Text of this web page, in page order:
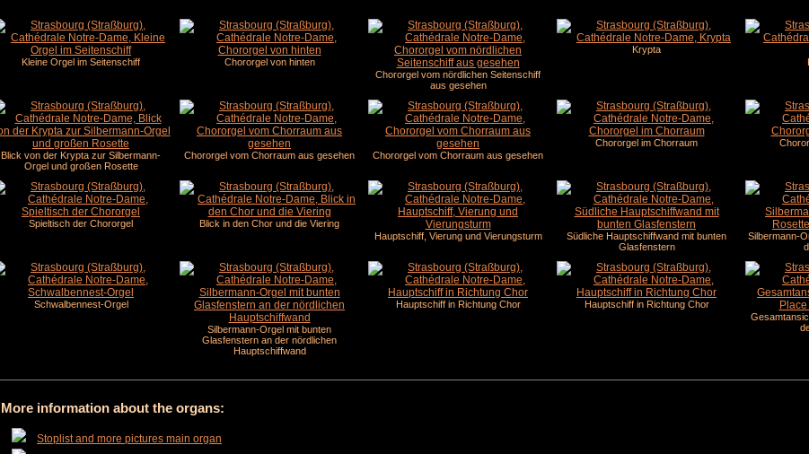
Kleine Orgel im Seitenschiff
Chororgel von hinten
Chororgel vom nördlichen Seitenschiff
aus gesehen
Krypta
Blick von der Krypta zur Silbermann-
Orgel und großen Rosette
Chororgel vom Chorraum aus gesehen Chororgel vom Chorraum aus gesehen
Chororgel im Chorraum
Spieltisch der Chororgel
Blick in den Chor und die Viering
Hauptschiff, Vierung und Vierungsturm
Südliche Hauptschiffwand mit bunten
Glasfenstern
Silbermann-
Schwalbennest-Orgel
Silbermann-Orgel mit bunten
Glasfenstern an der nördlichen
Hauptschiffwand
Hauptschiff in Richtung Chor
Hauptschiff in Richtung Chor
More information about the organs:
Stoplist and more pictures main organ